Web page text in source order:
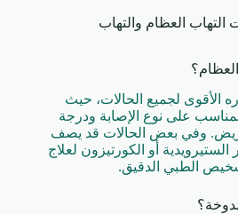
التهاب العظام والتهاب
الأقوى لجميع الحالات، حيث
على نوع الإصابة ودرجة
وفي بعض الحالات قد يصف
أو الكورتيزون لعلاج
الطبي الدقيق.